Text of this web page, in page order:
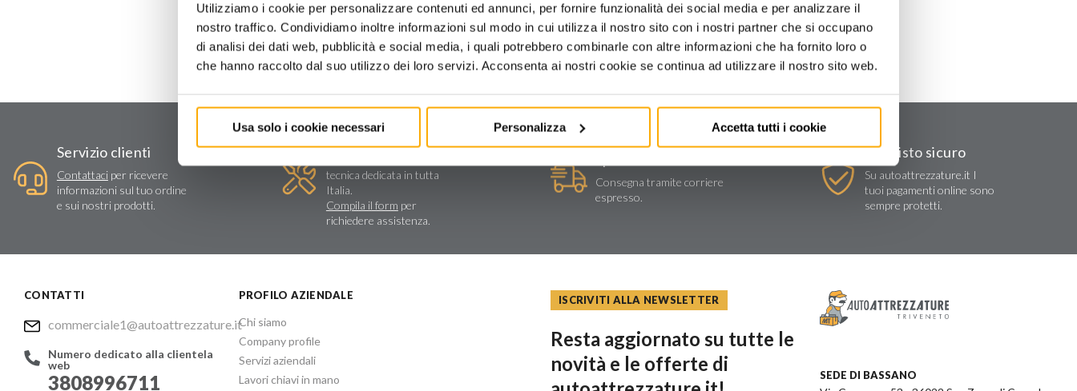
Utilizziamo i cookie per personalizzare contenuti ed annunci, per fornire funzionalità dei social media e per analizzare il
nostro traffico. Condividiamo inoltre informazioni sul modo in cui utilizza il nostro sito con i nostri partner che si occupano
di analisi dei dati web, pubblicità e social media, i quali potrebbero combinarle con altre informazioni che ha fornito loro o
che hanno raccolto dal suo utilizzo dei loro servizi. Acconsenta ai nostri cookie se continua ad utilizzare il nostro sito web.
Usa solo i cookie necessari Personalizza Accetta tutti i cookie
Servizio clienti
Contattaciper ricevere
informazioni sul tuo ordine
e sui nostri prodotti.
Assistenza tecnica
tecnica dedicata in tutta
Italia.
Compila il form per
richiedere assistenza.
Consegna tramite corriere
espresso.
Acquisto sicuro
Su autoattrezzature.it I
tuoi pagamenti online sono
sempre protetti.
CONTATTI
commerciale1@autoattrezzature.it
Numero dedicato alla clientela
web
3808996711
PROFILO AZIENDALE
Chi siamo
Company profile
Servizi aziendali
Lavori chiavi in mano
ISCRIVITI ALLA NEWSLETTER
Resta aggiornato su tutte le
novità e le offerte di
SEDE DI BASSANO